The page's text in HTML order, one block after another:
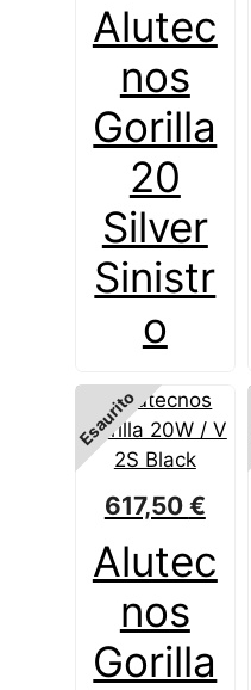
Alutec
nos
Gorilla
20
Silver
Sinistr
o
Esaurito
Alutec
nos
Gorilla
617,50 €